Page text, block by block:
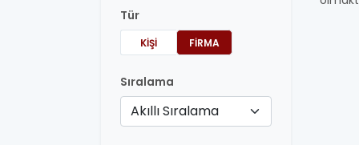
Tür
KIŞI FIRMA
Sıralama
Akıllı Sıralama